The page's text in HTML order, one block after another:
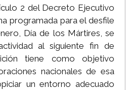
2 del Decreto Ejecutivo
programada para el desfile
Día de los Mártires, se
al siguiente fin de
tiene como objetivo
nacionales de esa
un entorno adecuado